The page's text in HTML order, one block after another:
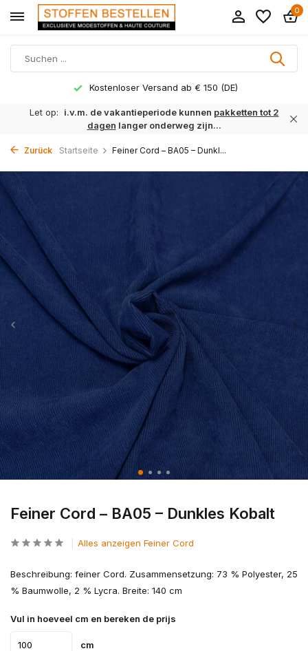
0
Lieferzeit 1 bis 3 Arbeitstage
Let op: i.v.m. de vakantieperiode kunnen pakketten tot 2
dagen langer onderweg zijn...
Zurück Startseite Feiner Cord – BA05 – Dunkl...
Feiner Cord – BA05 – Dunkles Kobalt
Alles anzeigen Feiner Cord
Beschreibung: feiner Cord. Zusammensetzung: 73 % Polyester, 25
% Baumwolle, 2 % Lycra. Breite: 140 cm
Vul in hoeveel cm en bereken de prijs
cm